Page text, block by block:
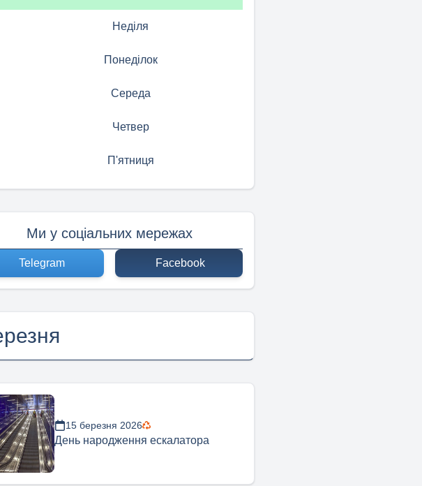
Неділя
Понеділок
Середа
Четвер
П'ятниця
Ми у соціальних мережах
Telegram Facebook
15 березня 2026
День народження ескалатора